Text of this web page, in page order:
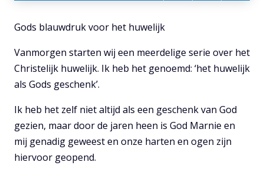
Gods blauwdruk voor het huwelijk
Vanmorgen starten wij een meerdelige serie over het
Christelijk huwelijk. Ik heb het genoemd: ‘het huwelijk
als Gods geschenk’.
Ik heb het zelf niet altijd als een geschenk van God
gezien, maar door de jaren heen is God Marnie en
mij genadig geweest en onze harten en ogen zijn
hiervoor geopend.